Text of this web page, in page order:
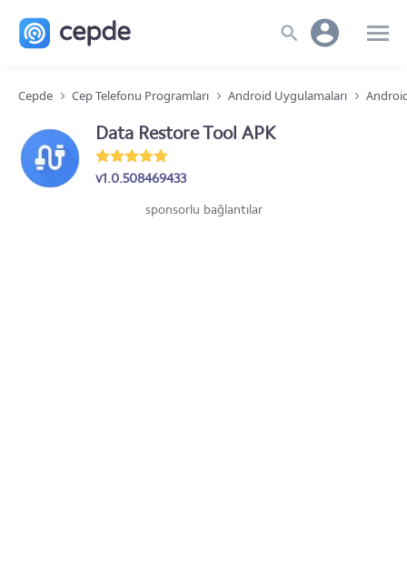
Cepde Cep Telefonu Programları Android Uygulamaları
Data Restore Tool APK
v1.0.508469433
sponsorlu bağlantılar